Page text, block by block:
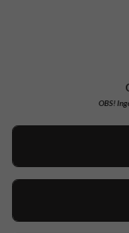
OBS!